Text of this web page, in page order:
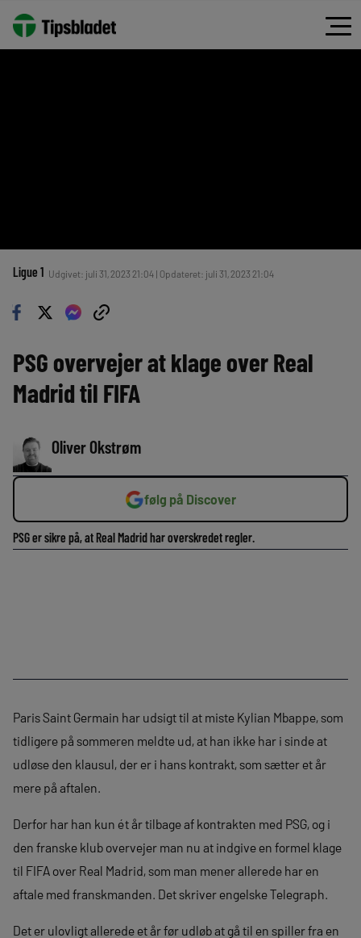
Ligue 1 Udgivet: juli 31, 2023 21:04 | Opdateret: juli 31, 2023 21:04
PSG overvejer at klage over Real
Madrid til FIFA
Oliver Okstrøm
følg på Discover
PSG er sikre på, at Real Madrid har overskredet regler.
Paris Saint Germain har udsigt til at miste Kylian Mbappe, som
tidligere på sommeren meldte ud, at han ikke har i sinde at
udløse den klausul, der er i hans kontrakt, som sætter et år
mere på aftalen.
Derfor har han kun ét år tilbage af kontrakten med PSG, og i
den franske klub overvejer man nu at indgive en formel klage
til FIFA over Real Madrid, som man mener allerede har en
aftale med franskmanden. Det skriver engelske Telegraph.
Det er ulovligt allerede et år før udløb at gå til en spiller fra en